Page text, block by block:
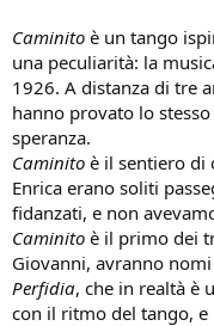
Caminito è un tango
una peculiarità: la
1926. A distanza di tre
hanno provato lo
speranza.
Caminito è il sentiero di
Enrica erano soliti
fidanzati, e non
Caminito è il primo dei
Giovanni, avranno
Perfidia, che in realtà è
con il ritmo del tango, e